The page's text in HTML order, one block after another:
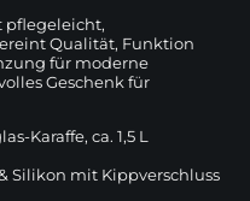
pflegeleicht,
Qualität, Funktion
für moderne
Geschenk für
Karaffe, ca. 1,5 L
Silikon mit Kippverschluss